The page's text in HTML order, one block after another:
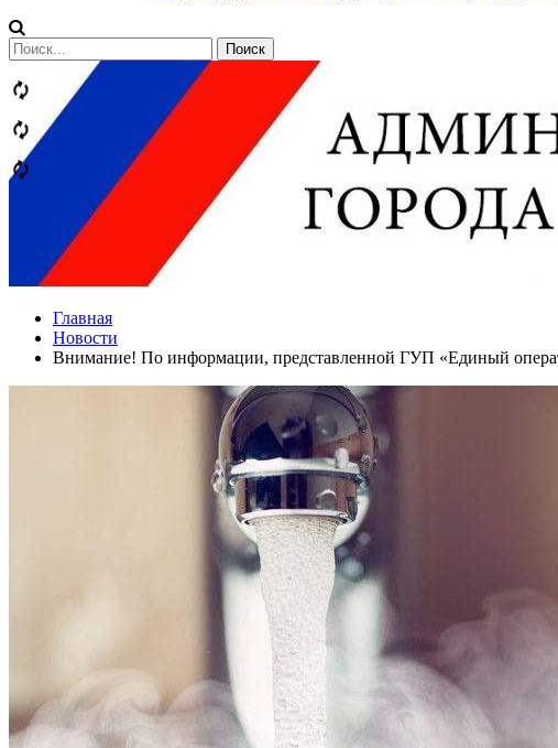
Сообщений
категории
Теги
Главная
Новости
Внимание! По информации, представленной ГУП «Единый